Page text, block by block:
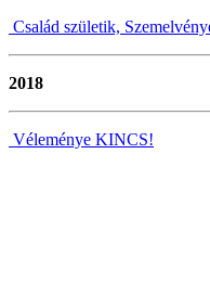
Család születik,
2018
Véleménye KINCS!